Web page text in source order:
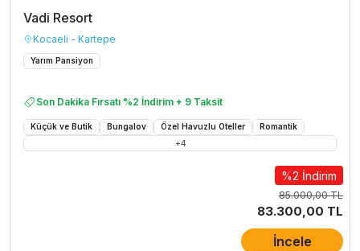
Vadi Resort
Kocaeli - Kartepe
Yarım Pansiyon
Son Dakika Fırsatı %2 İndirim + 9 Taksit
Küçük ve Butik Bungalov Özel Havuzlu Oteller
Romantik
+4
%2 İndirim
85.000,00 TL
83.300,00 TL
İncele